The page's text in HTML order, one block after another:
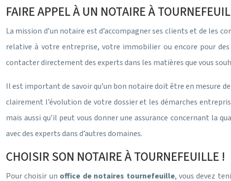
FAIRE APPEL À UN NOTAIRE À
La mission d’un notaire est d’accompagner ses clients et de les
relative à votre entreprise, votre immobilier ou encore pour
contacter directement des experts dans les matières que vous
Il est important de savoir qu’un bon notaire doit être en mesure
clairement l’évolution de votre dossier et les démarches
mais aussi qu’il peut vous donner une assurance concernant la
avec des experts dans d’autres domaines.
CHOISIR SON NOTAIRE À TOURNEFEUILLE !
Pour choisir un office de notaires tournefeuille, vous devez